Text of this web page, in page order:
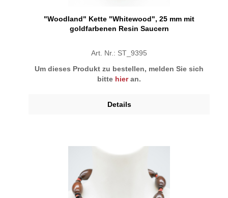
"Woodland" Kette "Whitewood", 25 mm mit
goldfarbenen Resin Saucern
Art. Nr.: ST_9395
Um dieses Produkt zu bestellen, melden Sie sich
bitte hieran.
Details